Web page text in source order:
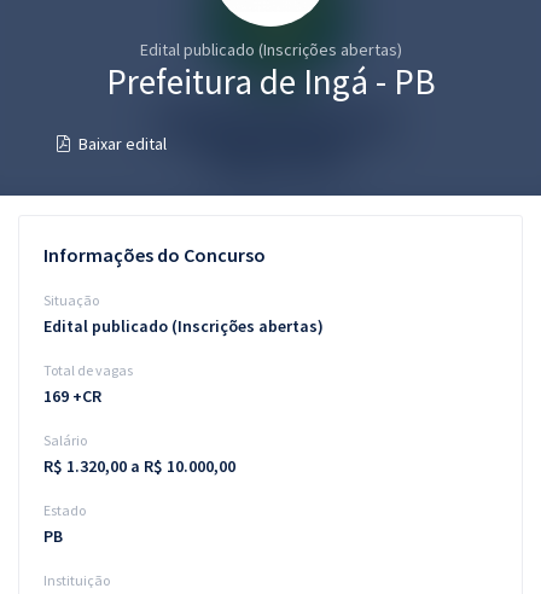
Conteúdo gratuito
Aprovados
Edital publicado (Inscrições abertas)
Prefeitura de Ingá - PB
Baixar edital
Informações do Concurso
Situação
Edital publicado (Inscrições abertas)
Total de vagas
169 +CR
Salário
R$ 1.320,00 a R$ 10.000,00
Estado
PB
Instituição